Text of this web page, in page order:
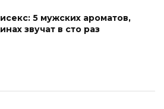
5 мужских ароматов,
звучат в сто раз